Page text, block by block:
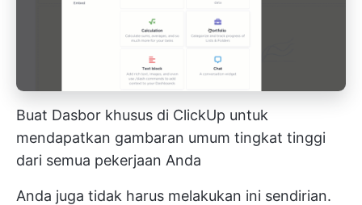
Buat Dasbor khusus di ClickUp untuk
mendapatkan gambaran umum tingkat tinggi
dari semua pekerjaan Anda
Anda juga tidak harus melakukan ini sendirian.